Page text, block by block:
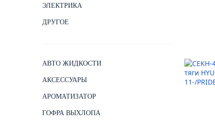
ЭЛЕКТРИКА
ДРУГОЕ
АВТО ЖИДКОСТИ
АКСЕССУАРЫ
АРОМАТИЗАТОР
ГОФРА ВЫХЛОПА